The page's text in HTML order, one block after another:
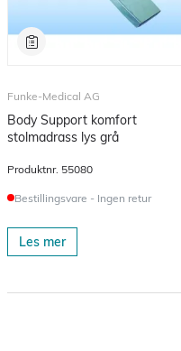
Funke-Medical AG
Body Support komfort
stolmadrass lys grå
Produktnr. 55080
Bestillingsvare - Ingen retur
Les mer